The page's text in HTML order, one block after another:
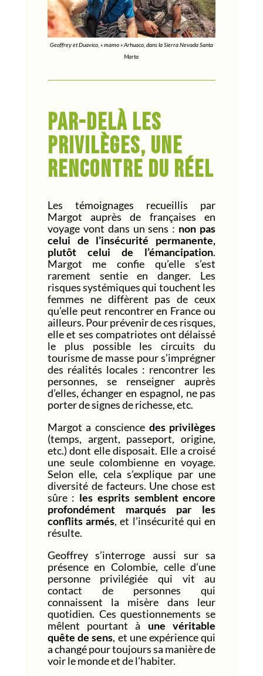
Geoffrey et Duavico, « mamo » Arhuaco, dans la Sierra Nevada Santa
Marta
Par-delà les
privilèges, une
rencontre du réel
Les témoignages recueillis par
Margot auprès de françaises en
voyage vont dans un sens : non pas
celui de l’insécurité permanente,
plutôt celui de l’émancipation.
Margot me confie qu’elle s’est
rarement sentie en danger. Les
risques systémiques qui touchent les
femmes ne diffèrent pas de ceux
qu’elle peut rencontrer en France ou
ailleurs. Pour prévenir de ces risques,
elle et ses compatriotes ont délaissé
le plus possible les circuits du
tourisme de masse pour s’imprégner
des réalités locales : rencontrer les
personnes, se renseigner auprès
d’elles, échanger en espagnol, ne pas
porter de signes de richesse, etc.
Margot a conscience des privilèges
(temps, argent, passeport, origine,
etc.) dont elle disposait. Elle a croisé
une seule colombienne en voyage.
Selon elle, cela s’explique par une
diversité de facteurs. Une chose est
sûre : les esprits semblent encore
profondément marqués par les
conflits armés, et l’insécurité qui en
résulte.
Geoffrey s’interroge aussi sur sa
présence en Colombie, celle d’une
personne privilégiée qui vit au
contact de personnes qui
connaissent la misère dans leur
quotidien. Ces questionnements se
mêlent pourtant à une véritable
quête de sens, et une expérience qui
a changé pour toujours sa manière de
voir le monde et de l’habiter.